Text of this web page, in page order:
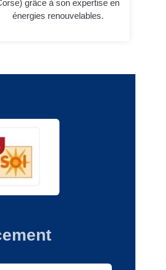
grâce à son expertise en
énergies renouvelables.